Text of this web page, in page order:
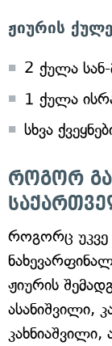
ჟიურის
2 ქულა
1 ქულა
სხვა
როგორ
როგორც
ჟიურის
ასანიშვილი,